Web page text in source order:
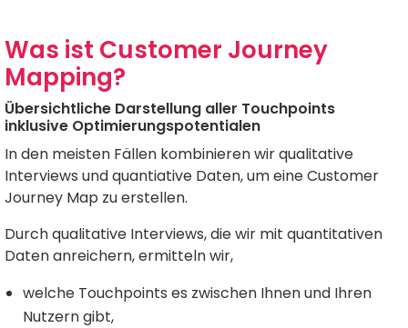
Was ist Customer Journey
Mapping?
Übersichtliche Darstellung aller Touchpoints
inklusive Optimierungspotentialen
In den meisten Fällen kombinieren wir qualitative
Interviews und quantiative Daten, um eine Customer
Journey Map zu erstellen.
Durch qualitative Interviews, die wir mit quantitativen
Daten anreichern, ermitteln wir,
welche Touchpoints es zwischen Ihnen und Ihren
Nutzern gibt,